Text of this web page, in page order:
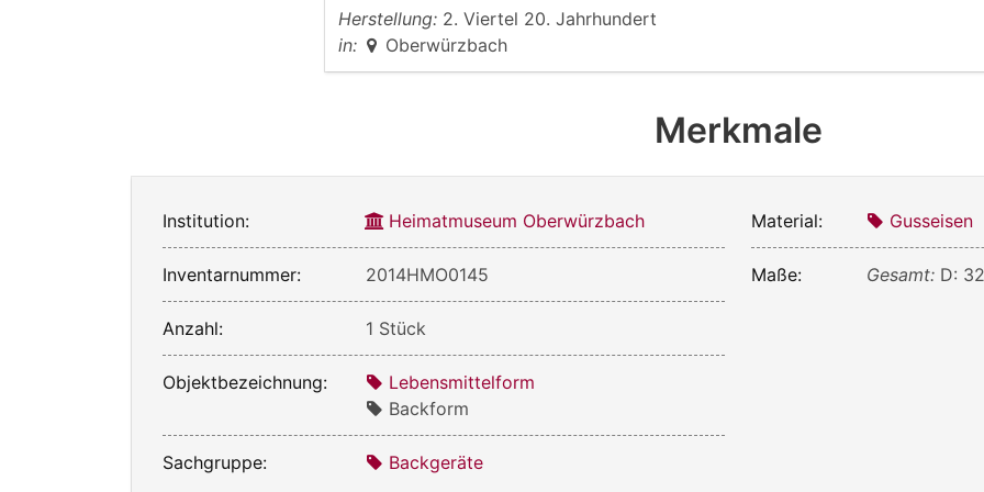
Herstellung: 2. Viertel 20. Jahrhundert
in:
Oberwürzbach
Merkmale
Institution: Heimatmuseum Oberwürzbach
Inventarnummer: 2014HMO0145
Anzahl: 1 Stück
Objektbezeichnung:
Lebensmittelform
Backform
Sachgruppe: Backgeräte
Material: Gusseisen
Maße: Gesamt: D: